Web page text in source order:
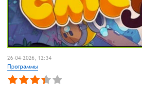
26-04-2026, 12:34
Программы